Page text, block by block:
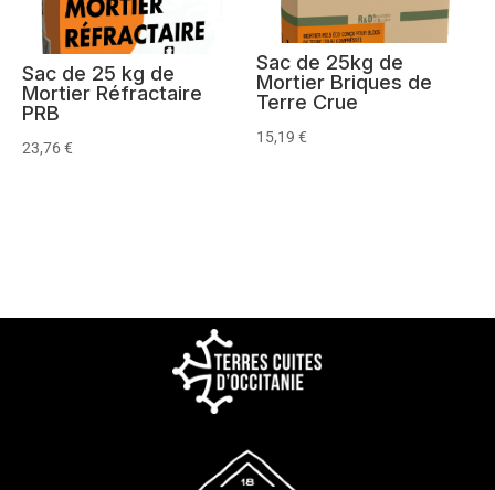
Sac de 25 kg de
Mortier Réfractaire
PRB
23,76€
Sac de 25kg de
Mortier Briques de
Terre Crue
15,19€